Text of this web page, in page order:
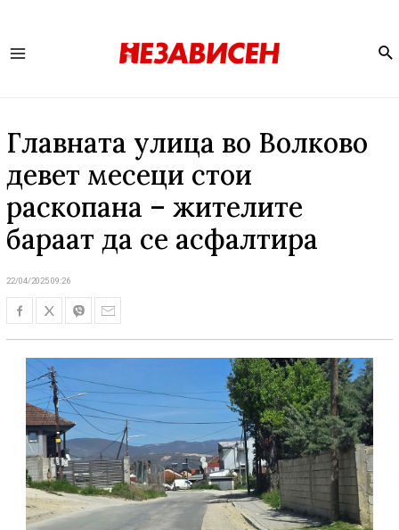
Главната улица во Волково
девет месеци стои
раскопана – жителите
бараат да се асфалтира
22/04/2025 09:26